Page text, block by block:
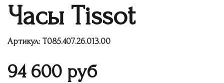
Часы Tissot
Артикул: T085.407.26.013.00
94 600 руб